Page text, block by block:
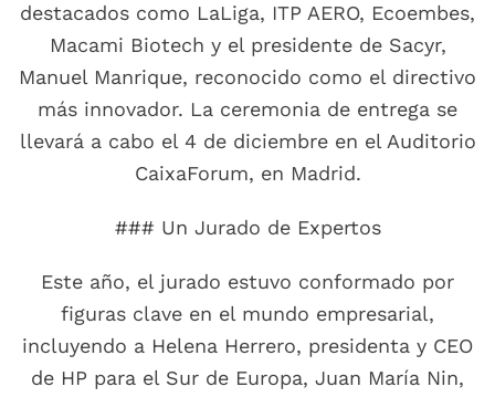
destacados como LaLiga, ITP AERO, Ecoembes,
Macami Biotech y el presidente de Sacyr,
Manuel Manrique, reconocido como el directivo
más innovador. La ceremonia de entrega se
llevará a cabo el 4 de diciembre en el Auditorio
CaixaForum, en Madrid.
### Un Jurado de Expertos
Este año, el jurado estuvo conformado por
figuras clave en el mundo empresarial,
incluyendo a Helena Herrero, presidenta y CEO
de HP para el Sur de Europa, Juan María Nin,